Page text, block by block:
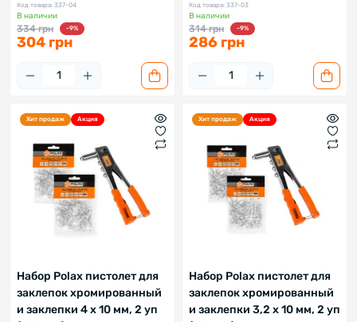
Код товара: 337-04
В наличии
334 грн -9%
304 грн
Код товара: 337-03
В наличии
314 грн -9%
286 грн
Хит продаж Акция
Набор Polax пистолет для
заклепок хромированный
и заклепки 4 х 10 мм, 2 уп
Хит продаж Акция
Набор Polax пистолет для
заклепок хромированный
и заклепки 3,2 х 10 мм, 2 уп